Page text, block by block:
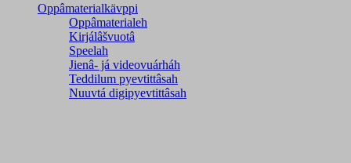
Oppâmaterialkävppi
Oppâmaterialeh
Kirjálâšvuotâ
Speelah
Jienâ- já videovuárháh
Teddilum pyevtittâsah
Nuuvtá digipyevtittâsah